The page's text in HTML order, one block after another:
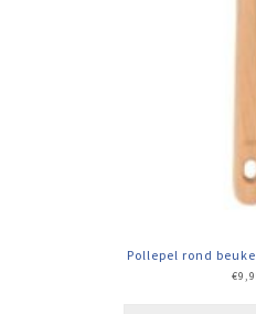
Pollepel rond
€